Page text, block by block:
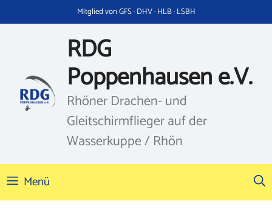
Inhalt
Mitglied von GFS · DHV · HLB · LSBH
RDG
Poppenhausen e.V.
Rhöner Drachen- und
Gleitschirmflieger auf der
Wasserkuppe / Rhön
Menü